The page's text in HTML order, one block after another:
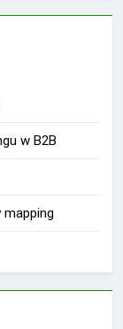
w B2B